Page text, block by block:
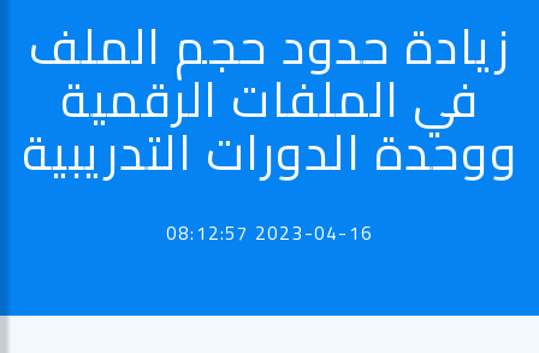
زيادة حدود حجم الملف
في الملفات الرقمية
ووحدة الدورات التدريبية
2023-04-16 08:12:57